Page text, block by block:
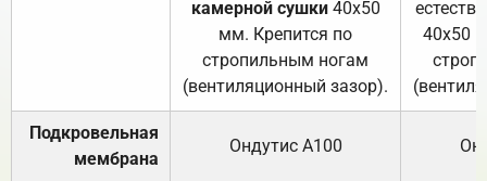
камерной сушки40х50
мм. Крепится по
стропильным ногам
(вентиляционный зазор).
40х50
Подкровельная
мембрана
Ондутис А100